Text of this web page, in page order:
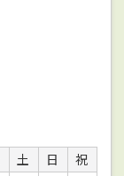
土 日
祝